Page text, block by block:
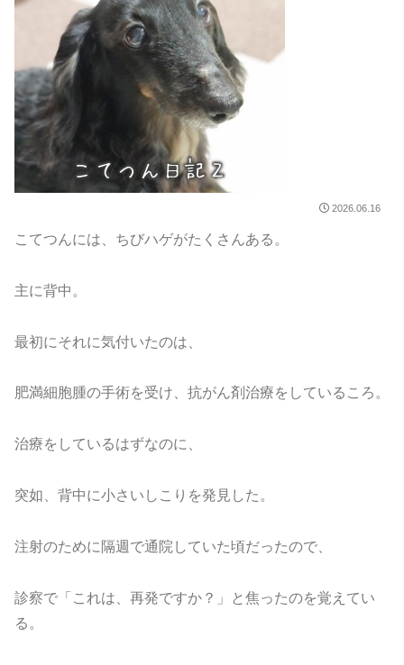
2026.06.16
こてつんには、ちびハゲがたくさんある。
主に背中。
最初にそれに気付いたのは、
肥満細胞腫の手術を受け、抗がん剤治療をしているころ。
治療をしているはずなのに、
突如、背中に小さいしこりを発見した。
注射のために隔週で通院していた頃だったので、
診察で「これは、再発ですか？」と焦ったのを覚えてい
る。